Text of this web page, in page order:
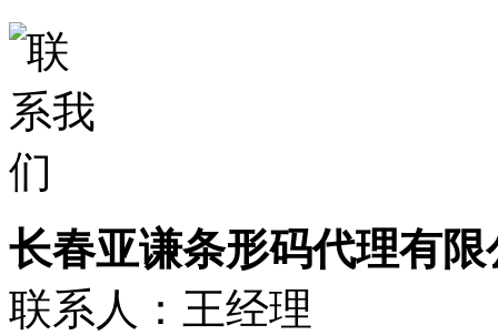
长春亚谦条形码代理有限
联系人：王经理